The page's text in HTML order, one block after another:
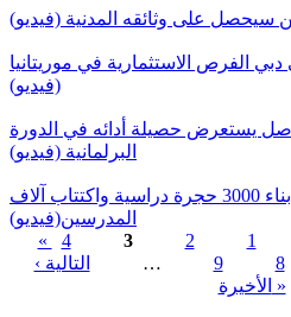
على وثائقه المدنية (فيديو)
الفرص الاستثمارية في موريتانيا
(فيديو)
يستعرض حصيلة أدائه في الدورة
البرلمانية (فيديو)
الوزير الأول: تم بناء 3000 حجرة دراسية واكتتاب آلاف
المدرسين(فيديو)
الصفحات
1
2
3
4
8
9
…
التالية ›
الأخيرة »